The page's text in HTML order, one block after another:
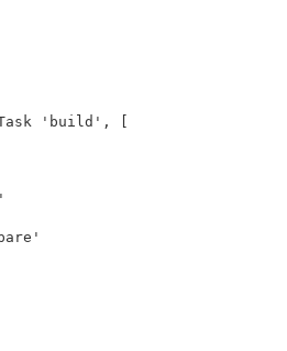
'build' ,